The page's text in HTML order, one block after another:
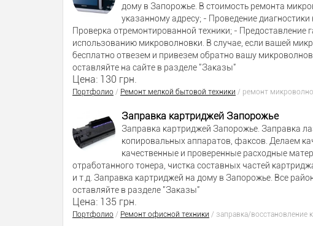
дому в Запорожье. В стоимость ремонта
указанному адресу; - Проведение
Проверка отремонтированной техники; - Предоставление
использованию микроволновки. В случае, если вашей
бесплатно отвезем и привезем обратно вашу
оставляйте на сайте в разделе "Заказы"
Цена: 130 грн.
Портфолио / Ремонт мелкой бытовой техники / ремонт
Заправка картриджей Запорожье
Заправка картриджей Запорожье. Заправка
копировальных аппаратов, факсов. Делаем
качественные и проверенные расходные
отработанного тонера, чистка составных частей
и т.д. Заправка картриджей на дому в Запорожье. Все
оставляйте в разделе "Заказы"
Цена: 135 грн.
Портфолио / Ремонт офисной техники / заправка/восстановление